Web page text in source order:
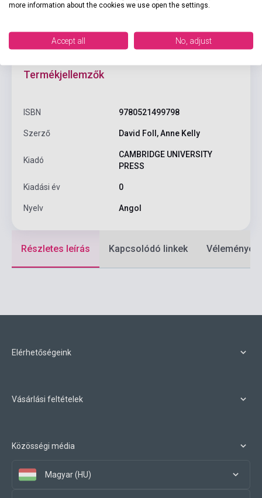
Termékjellemzők
ISBN 9780521499798
Szerző David Foll, Anne Kelly
Kiadó
CAMBRIDGE UNIVERSITY
PRESS
Kiadási év 0
Nyelv Angol
Részletes leírás Kapcsolódó linkek Vélemények
Elérhetőségeink
Vásárlási feltételek
Közösségi média
Magyar (HU)
more information about the cookies we use open the settings.
Accept all No, adjust